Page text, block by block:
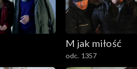
M jak miłość
odc. 1357